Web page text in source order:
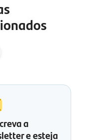
a
e esteja